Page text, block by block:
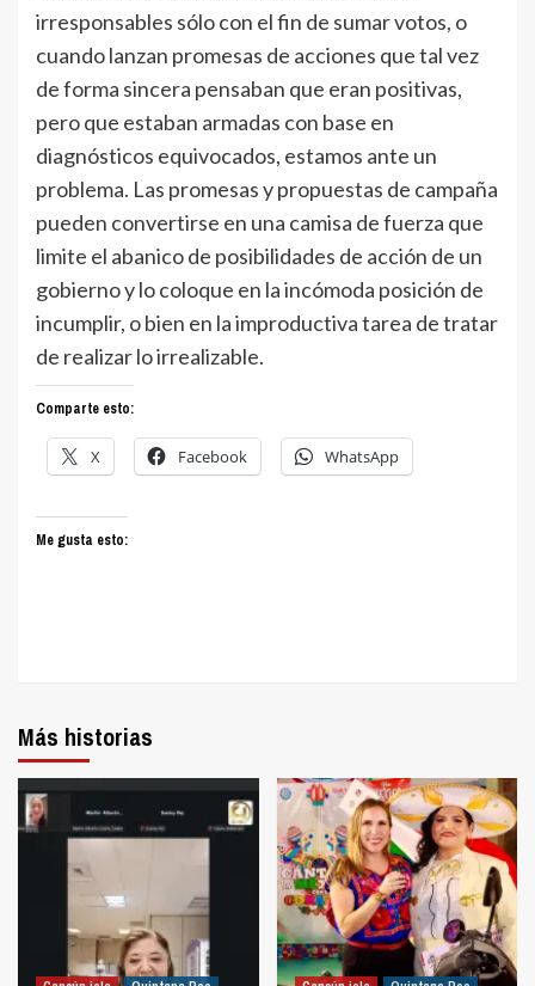
irresponsables sólo con el fin de sumar votos, o
cuando lanzan promesas de acciones que tal vez
de forma sincera pensaban que eran positivas,
pero que estaban armadas con base en
diagnósticos equivocados, estamos ante un
problema. Las promesas y propuestas de campaña
pueden convertirse en una camisa de fuerza que
limite el abanico de posibilidades de acción de un
gobierno y lo coloque en la incómoda posición de
incumplir, o bien en la improductiva tarea de tratar
de realizar lo irrealizable.
Comparte esto:
X Facebook WhatsApp
Me gusta esto:
Más historias